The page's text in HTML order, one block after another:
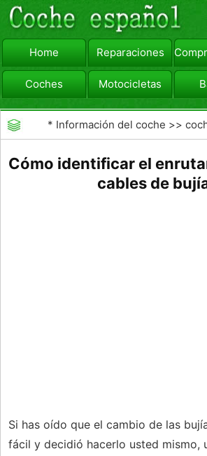
Home Reparaciones
Coches Motocicletas
viajar Camiones
* Información del coche >>
Cómo identificar el
cables de
Si has oído que el cambio de las
fácil y decidió hacerlo usted mismo,